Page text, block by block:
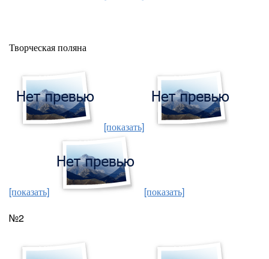
Творческая поляна
[показать]
[показать]
[показать]
№2